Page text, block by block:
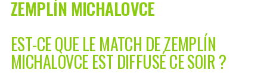
ZEMPLÍN MICHALOVCE
EST-CE QUE LE MATCH DE ZEMPLÍN
MICHALOVCE EST DIFFUSÉ CE SOIR ?